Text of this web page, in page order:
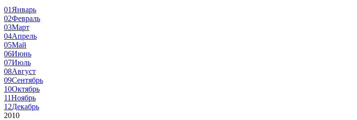
01 Январь
02Февраль
03Март
04Апрель
05Май
06Июнь
07Июль
08Август
09Сентябрь
10Октябрь
11Ноябрь
12Декабрь
2010